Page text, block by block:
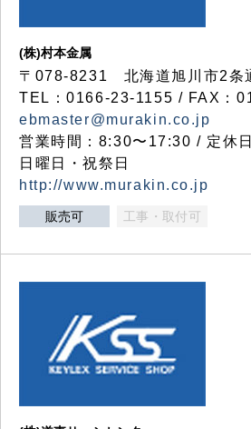
(株)村本金属
〒078-8231 北海道旭川市2条
TEL：0166-23-1155 / FAX：
ebmaster@murakin.co.jp
営業時間：8:30〜17:30 / 定休
日曜日・祝祭日
http://www.murakin.co.jp
販売可 工事・取付可